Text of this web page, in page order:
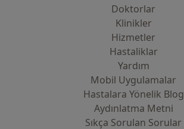
Doktorlar
Klinikler
Hizmetler
Hastaliklar
Yardım
Mobil Uygulamalar
Hastalara Yönelik Blog
Aydınlatma Metni
Sıkça Sorulan Sorular